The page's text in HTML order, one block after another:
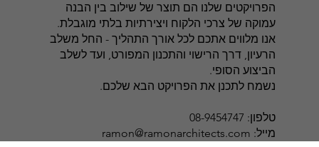
הפרויקטים שלנו הם תוצר של שילוב בין הבנה
עמוקה של צרכי הלקוח ויצירתיות בלתי מוגבלת.
אנו מלווים אתכם לכל אורך התהליך - החל משלב
הרעיון, דרך הרישוי והתכנון המפורט, ועד לשלב
הביצוע הסופי.
נשמח לתכנן את הפרויקט הבא שלכם.
טלפון: 08-9454747
מייל: ramon@ramonarchitects.com